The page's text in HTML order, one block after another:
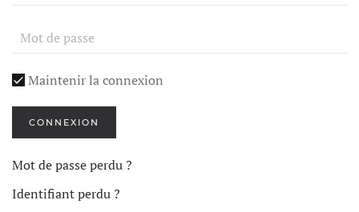
Maintenir la connexion
CONNEXION
Mot de passe perdu ?
Identifiant perdu ?